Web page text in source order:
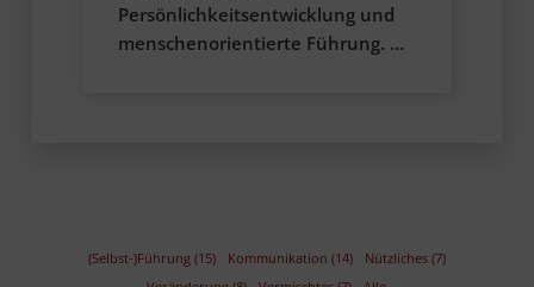
Persönlichkeitsentwicklung und
menschenorientierte Führung. …
(Selbst-)Führung (15) Kommunikation (14)
Nützliches (7)